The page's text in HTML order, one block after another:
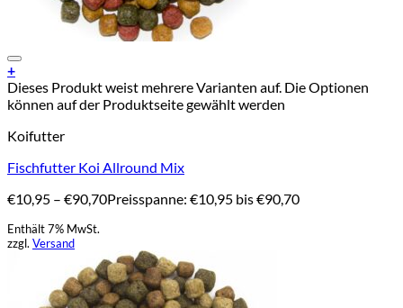
+
Dieses Produkt weist mehrere Varianten auf. Die Optionen
können auf der Produktseite gewählt werden
Koifutter
Fischfutter Koi Allround Mix
€10,95 – €90,70Preisspanne: €10,95 bis €90,70
Enthält 7% MwSt.
zzgl. Versand